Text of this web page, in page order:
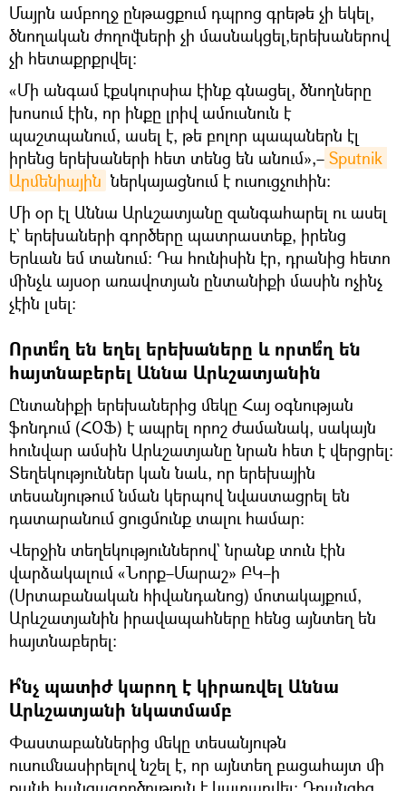
Մայրն ամբողջ ընթացքում դպրոց գրեթե չի եկել,
ծնողական ժողովների չի մասնակցել,երեխաներով
չի հետաքրքրվել։
«Մի անգամ էքսկուրսիա էինք գնացել, ծնողները
խոսում էին, որ ինքը լրիվ ամուսնուն է
պաշտպանում, ասել է, թե բոլոր պապաներն էլ
իրենց երեխաների հետ տենց են անում»,– Sputnik
Արմենիային ներկայացնում է ուսուցչուհին։
Մի օր էլ Աննա Արևշատյանը զանգահարել ու ասել
է` երեխաների գործերը պատրաստեք, իրենց
Երևան եմ տանում։ Դա հունիսին էր, դրանից հետո
մինչև այսօր առավոտյան ընտանիքի մասին ոչինչ
չէին լսել։
Որտե՞ղ են եղել երեխաները և որտե՞ղ են
հայտնաբերել Աննա Արևշատյանին
Ընտանիքի երեխաներից մեկը Հայ օգնության
ֆոնդում (ՀՕՖ) է ապրել որոշ ժամանակ, սակայն
հունվար ամսին Արևշատյանը նրան հետ է վերցրել։
Տեղեկություններ կան նաև, որ երեխային
տեսանյութում նման կերպով նվաստացրել են
դատարանում ցուցմունք տալու համար։
Վերջին տեղեկություններով` նրանք տուն էին
վարձակալում «Նորք–Մարաշ» ԲԿ–ի
(Սրտաբանական հիվանդանոց) մոտակայքում,
Արևշատյանին իրավապահները հենց այնտեղ են
հայտնաբերել։
Ի՞նչ պատիժ կարող է կիրառվել Աննա
Արևշատյանի նկատմամբ
Փաստաբաններից մեկը տեսանյութն
ուսումնասիրելով նշել է, որ այնտեղ բացահայտ մի